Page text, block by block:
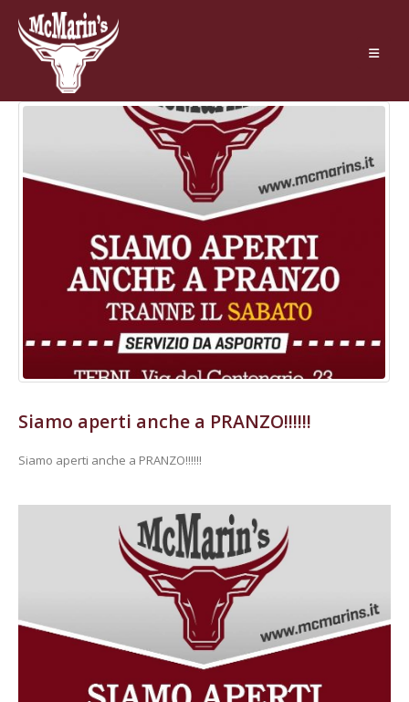
Siamo aperti anche a PRANZO!!!!!!
Siamo aperti anche a PRANZO!!!!!!